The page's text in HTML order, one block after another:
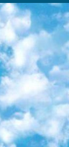
старших классов всегда может пригодиться. 9. Edutainme Ещё один ресурс об образовании. В отличие от Newtonew, как мне кажется, Edutainme больше ориентируется на представителей индустрии: педагогов, предпринимателей, разработчиков образовательных проектов. Но и любой, кто просто стремится к саморазвитию, найдёт на сайте много полезного и интересного для себя. Например, информацию о новых курсах и образовательных сервисах. 10. Newtonew Онлайн-медиа об образовании и обучении в широком смысле. Авторы Newtonew пишут об инструментах, заведениях, тактиках и стратегиях, которые помогают учить других и получать новые знания самостоятельно. На этой площадке вы найдёте новости, обзоры, аналитические мат